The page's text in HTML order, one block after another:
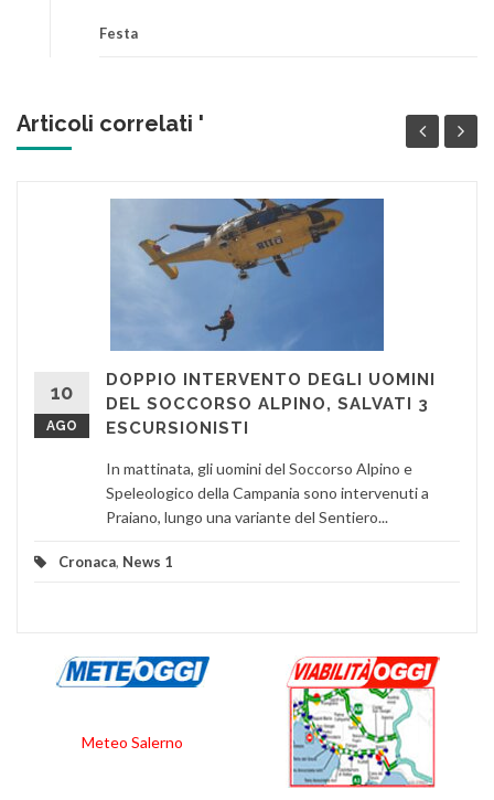
Festa
Articoli correlati '
10
AGO
DOPPIO INTERVENTO DEGLI UOMINI
DEL SOCCORSO ALPINO, SALVATI 3
ESCURSIONISTI
In mattinata, gli uomini del Soccorso Alpino e
Speleologico della Campania sono intervenuti a
Praiano, lungo una variante del Sentiero...
Cronaca, News 1
Meteo Salerno